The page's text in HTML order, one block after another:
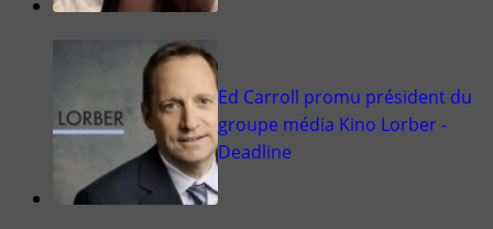
Ed Carroll promu président du
groupe média Kino Lorber -
Deadline